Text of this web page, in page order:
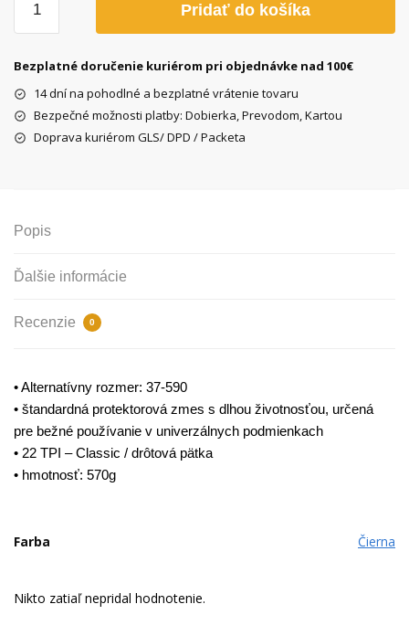
Plášť
Flash
Pridať do košíka
Bezplatné doručenie kuriérom pri objednávke nad 100€
14 dní na pohodlné a bezplatné vrátenie tovaru
Bezpečné možnosti platby: Dobierka, Prevodom, Kartou
Doprava kuriérom GLS/ DPD / Packeta
Popis
Ďalšie informácie
Recenzie 0
• Alternatívny rozmer: 37-590
• štandardná protektorová zmes s dlhou životnosťou, určená
pre bežné používanie v univerzálnych podmienkach
• 22 TPI – Classic / drôtová pätka
• hmotnosť: 570g
Farba Čierna
Nikto zatiaľ nepridal hodnotenie.